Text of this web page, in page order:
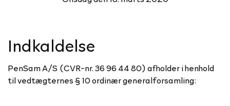
Indkaldelse
PenSam A/S (CVR-nr. 36 96 44 80) afholder i henhold
til vedtægternes § 10 ordinær generalforsamling: